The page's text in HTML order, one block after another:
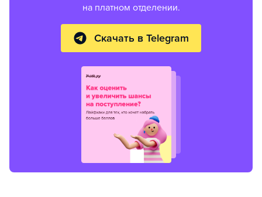
на платном отделении.
Скачать в Telegram